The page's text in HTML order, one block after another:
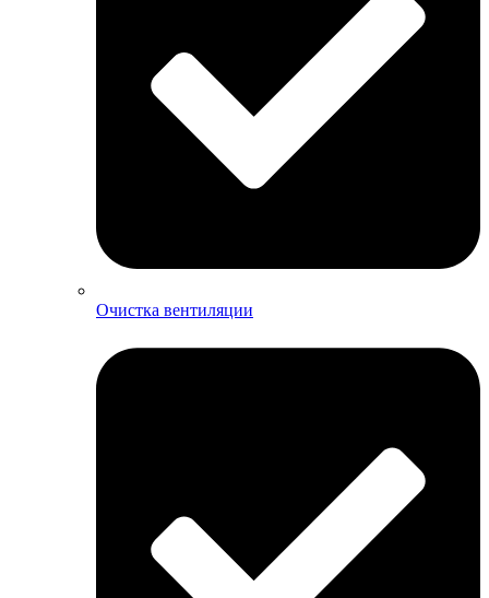
Очистка вентиляции